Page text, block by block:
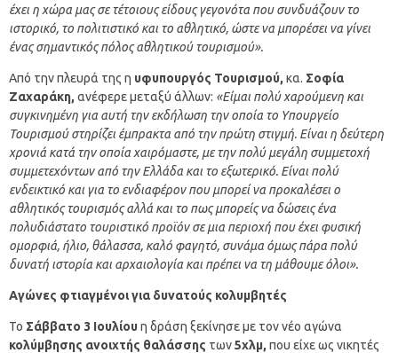
έχει η χώρα μας σε τέτοιους είδους γεγονότα που συνδυάζουν το
ιστορικό, το πολιτιστικό και το αθλητικό, ώστε να μπορέσει να γίνει
ένας σημαντικός πόλος αθλητικού τουρισμού».
Από την πλευρά της η υφυπουργός Τουρισμού, κα. Σοφία
Ζαχαράκη, ανέφερε μεταξύ άλλων: «Είμαι πολύ χαρούμενη και
συγκινημένη για αυτή την εκδήλωση την οποία το Υπουργείο
Τουρισμού στηρίζει έμπρακτα από την πρώτη στιγμή. Είναι η δεύτερη
χρονιά κατά την οποία χαιρόμαστε, με την πολύ μεγάλη συμμετοχή
συμμετεχόντων από την Ελλάδα και το εξωτερικό. Είναι πολύ
ενδεικτικό και για το ενδιαφέρον που μπορεί να προκαλέσει ο
αθλητικός τουρισμός αλλά και το πως μπορείς να δώσεις ένα
πολυδιάστατο τουριστικό προϊόν σε μια περιοχή που έχει φυσική
ομορφιά, ήλιο, θάλασσα, καλό φαγητό, συνάμα όμως πάρα πολύ
δυνατή ιστορία και αρχαιολογία και πρέπει να τη μάθουμε όλοι».
Αγώνες φτιαγμένοι για δυνατούς κολυμβητές
Το Σάββατο 3 Ιουλίου η δράση ξεκίνησε με τον νέο αγώνα
κολύμβησης ανοιχτής θαλάσσης των5χλμ, που είχε ως νικητές